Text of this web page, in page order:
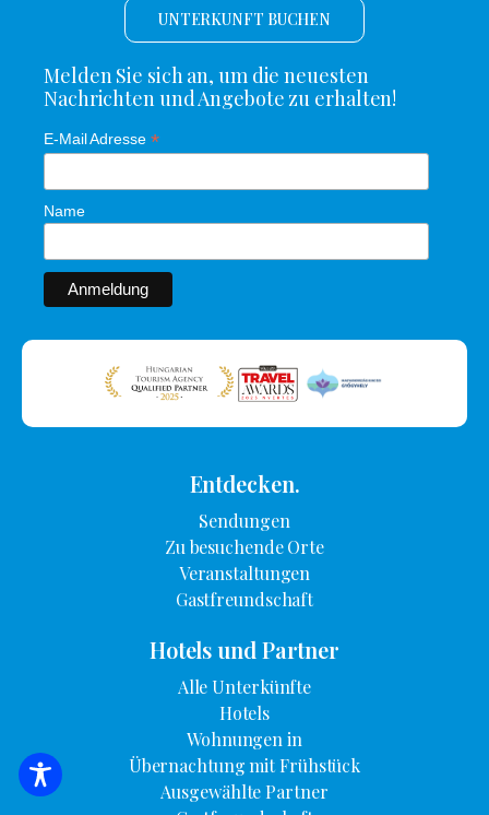
SUCHE NACH UNTERKUNFT
UNTERKUNFT BUCHEN
Melden Sie sich an, um die neuesten
Nachrichten und Angebote zu erhalten!
E-Mail Adresse *
Name
Entdecken.
Sendungen
Zu besuchende Orte
Veranstaltungen
Gastfreundschaft
Hotels und Partner
Alle Unterkünfte
Hotels
Wohnungen in
Übernachtung mit Frühstück
Ausgewählte Partner